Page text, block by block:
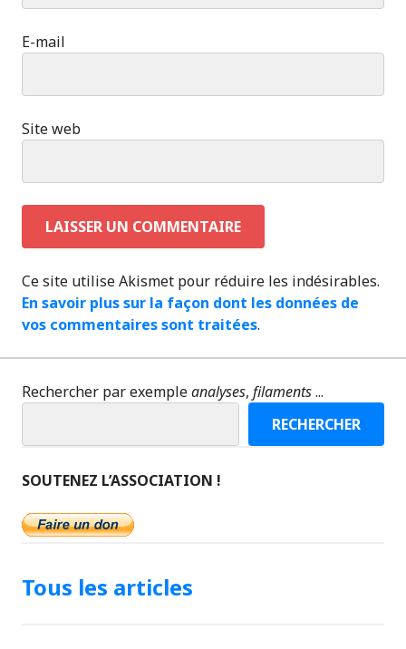
E-mail
Site web
Ce site utilise Akismet pour réduire les indésirables.
En savoir plus sur la façon dont les données de
vos commentaires sont traitées.
Rechercher par exempleanalyses, filaments...
RECHERCHER
SOUTENEZ L’ASSOCIATION !
Tous les articles